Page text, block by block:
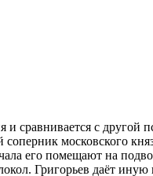
сравнивается с
московского
его помещают на
Григорьев даёт иную